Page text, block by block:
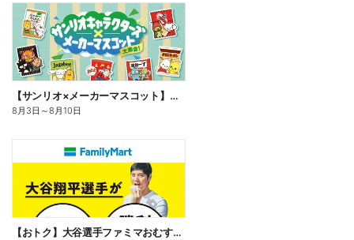
【サンリオ×メーカーマスコット】オリジナルグッズ貰える!
8月3日 ～8月10日
【おトク】大谷選手ファミマおむすび割